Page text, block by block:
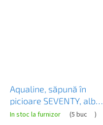
Aqualine, săpună în
picioare SEVENTY, albă,
631122
In stoc la furnizor (5 buc )